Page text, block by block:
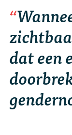
dat een